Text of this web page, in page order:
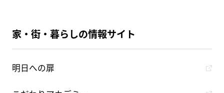
家・街・暮らしの情報サイト
明日への扉